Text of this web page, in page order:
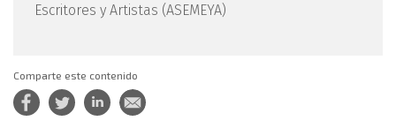
Escritores y Artistas (ASEMEYA)
Comparte este contenido